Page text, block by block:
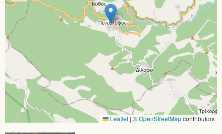
Leaflet | ©OpenStreetMapcontributors